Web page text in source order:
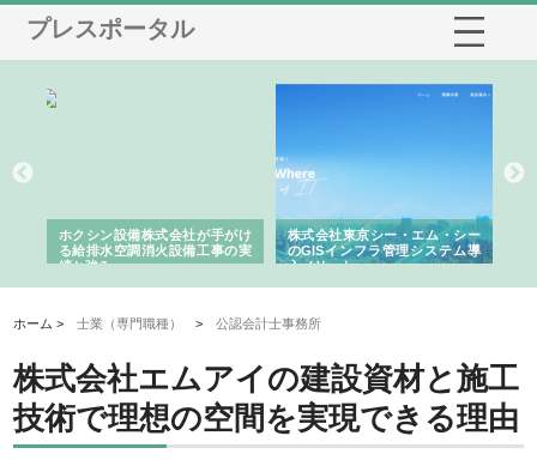
プレスポータル
ホクシン設備株式会社が手がけ
る給排水空調消火設備工事の実
績と強み
株式会社東京シー・エム・シー
のGISインフラ管理システム導
入メリット
ホーム >士業（専門職種） >公認会計士事務所
株式会社エムアイの建設資材と施工
技術で理想の空間を実現できる理由